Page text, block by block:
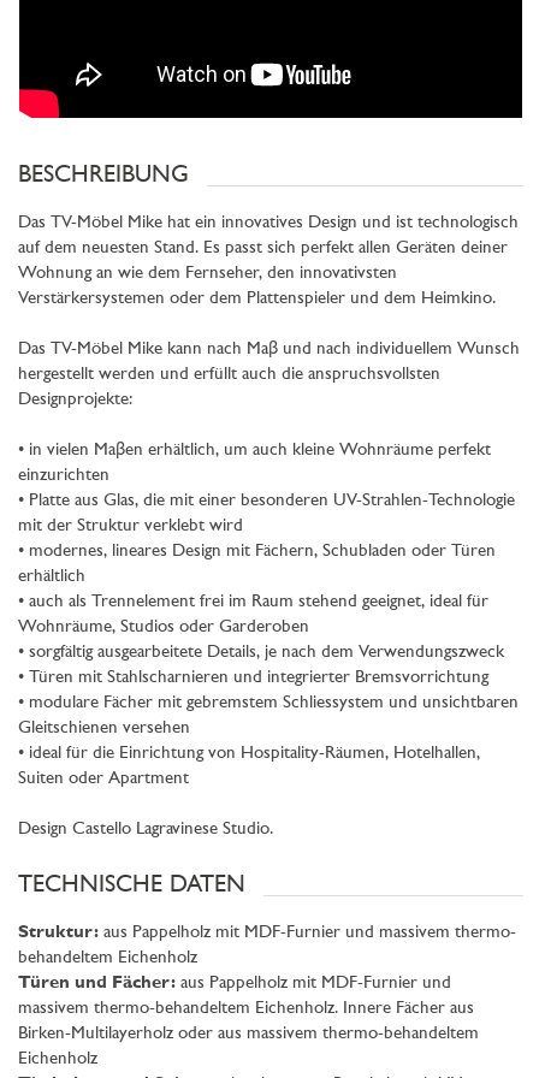
BESCHREIBUNG
Das TV-Möbel Mike hat ein innovatives Design und ist technologisch
auf dem neuesten Stand. Es passt sich perfekt allen Geräten deiner
Wohnung an wie dem Fernseher, den innovativsten
Verstärkersystemen oder dem Plattenspieler und dem Heimkino.
Das TV-Möbel Mike kann nach Maβ und nach individuellem Wunsch
hergestellt werden und erfüllt auch die anspruchsvollsten
Designprojekte:
• in vielen Maβen erhältlich, um auch kleine Wohnräume perfekt
einzurichten
• Platte aus Glas, die mit einer besonderen UV-Strahlen-Technologie
mit der Struktur verklebt wird
• modernes, lineares Design mit Fächern, Schubladen oder Türen
erhältlich
• auch als Trennelement frei im Raum stehend geeignet, ideal für
Wohnräume, Studios oder Garderoben
• sorgfältig ausgearbeitete Details, je nach dem Verwendungszweck
• Türen mit Stahlscharnieren und integrierter Bremsvorrichtung
• modulare Fächer mit gebremstem Schliessystem und unsichtbaren
Gleitschienen versehen
• ideal für die Einrichtung von Hospitality-Räumen, Hotelhallen,
Suiten oder Apartment
Design Castello Lagravinese Studio.
TECHNISCHE DATEN
Struktur: aus Pappelholz mit MDF-Furnier und massivem thermo-
behandeltem Eichenholz
Türen und Fächer: aus Pappelholz mit MDF-Furnier und
massivem thermo-behandeltem Eichenholz. Innere Fächer aus
Birken-Multilayerholz oder aus massivem thermo-behandeltem
Eichenholz